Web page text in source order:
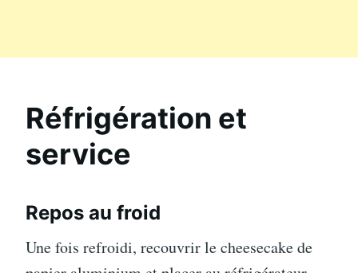
Réfrigération et
service
Repos au froid
Une fois refroidi, recouvrir le cheesecake de